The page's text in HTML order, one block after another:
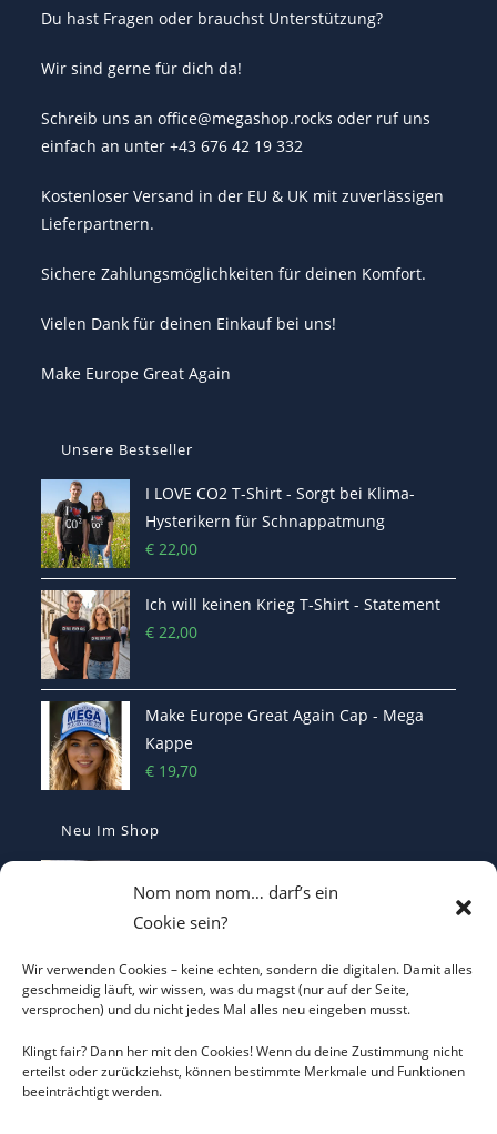
Nom nom nom… darf’s ein
Cookie sein?
Wir verwenden Cookies – keine echten, sondern die digitalen. Damit alles
geschmeidig läuft, wir wissen, was du magst (nur auf der Seite,
versprochen) und du nicht jedes Mal alles neu eingeben musst.
Klingt fair? Dann her mit den Cookies! Wenn du deine Zustimmung nicht
erteilst oder zurückziehst, können bestimmte Merkmale und Funktionen
beeinträchtigt werden.
Du hast Fragen oder brauchst Unterstützung?
Wir sind gerne für dich da!
Schreib uns an office@megashop.rocks oder ruf uns
einfach an unter +43 676 42 19 332
Kostenloser Versand in der EU & UK mit zuverlässigen
Lieferpartnern.
Sichere Zahlungsmöglichkeiten für deinen Komfort.
Vielen Dank für deinen Einkauf bei uns!
Make Europe Great Again
Unsere Bestseller
I LOVE CO2 T-Shirt - Sorgt bei Klima-
Hysterikern für Schnappatmung
€ 22,00
Ich will keinen Krieg T-Shirt - Statement
€ 22,00
Make Europe Great Again Cap - Mega
Kappe
€ 19,70
Neu Im Shop
Kaffetasse - Motiviert in den Morgen
€16,70
Heterodoxer Extremist - Das provokante
T-Shirt
I LOVE CO2 T-Shirt - Sorgt bei Klima-